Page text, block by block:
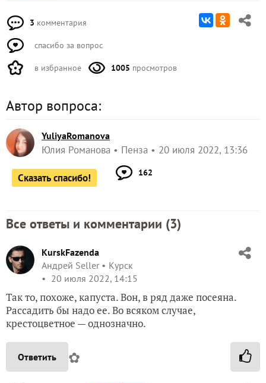
3 комментария
спасибо за вопрос
в избранное 1005 просмотров
Автор вопроса:
YuliyaRomanova
Юлия Романова Пенза 20 июля 2022, 13:36
Сказать спасибо! 162
Все ответы и комментарии (3)
KurskFazenda
Андрей Seller
Курск
20 июля 2022, 14:15
Так то, похоже, капуста. Вон, в ряд даже посеяна.
Рассадить бы надо ее. Во всяком случае,
крестоцветное — однозначно.
Ответить ✿